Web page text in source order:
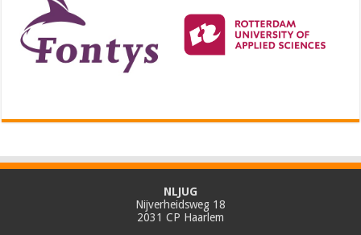
NLJUG
Nijverheidsweg 18
2031 CP Haarlem